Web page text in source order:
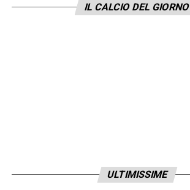
IL CALCIO DEL GIORNO
ULTIMISSIME